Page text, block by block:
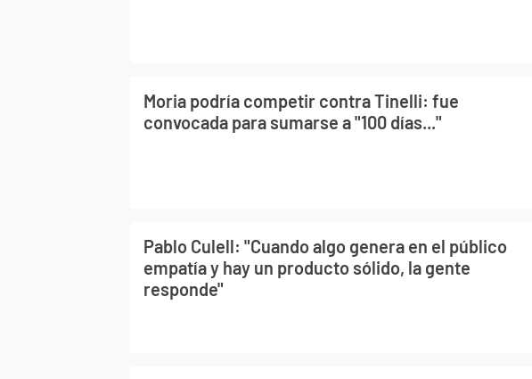
Moria podría competir contra Tinelli: fue
convocada para sumarse a "100 días..."
Pablo Culell: "Cuando algo genera en el público
empatía y hay un producto sólido, la gente
responde"